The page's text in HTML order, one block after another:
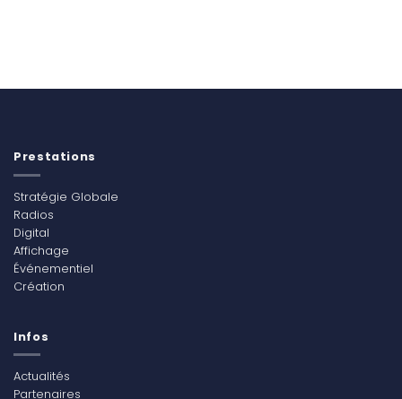
Prestations
Stratégie Globale
Radios
Digital
Affichage
Événementiel
Création
Infos
Actualités
Partenaires